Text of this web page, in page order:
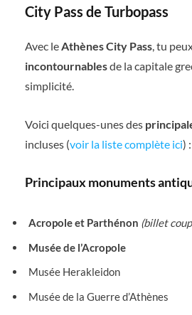
City Pass de Turbopass
Avec leAthènes City Pass, tu
incontournablesde la capitale
simplicité.
Voici quelques-unes des
incluses (voir la liste complète ici) :
Principaux monuments
Acropole et Parthénon (billet
Musée de l’Acropole
Musée Herakleidon
Musée de la Guerre d’Athènes